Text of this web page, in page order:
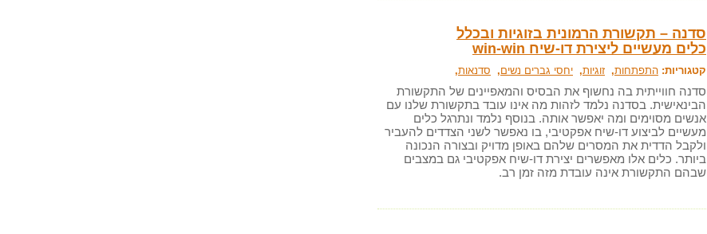
סדנה – תקשורת הרמונית בזוגיות ובכלל
כלים מעשיים ליצירת דו-שיח win-win
קטגוריות: התפתחות, זוגיות, יחסי גברים נשים, סדנאות,
סדנה חווייתית בה נחשוף את הבסיס והמאפיינים של התקשורת
הבינאישית. בסדנה נלמד לזהות מה אינו עובד בתקשורת שלנו עם
אנשים מסוימים ומה יאפשר אותה. בנוסף נלמד ונתרגל כלים
מעשיים לביצוע דו-שיח אפקטיבי, בו נאפשר לשני הצדדים להעביר
ולקבל הדדית את המסרים שלהם באופן מדויק ובצורה הנכונה
ביותר. כלים אלו מאפשרים יצירת דו-שיח אפקטיבי גם במצבים
שבהם התקשורת אינה עובדת מזה זמן רב.